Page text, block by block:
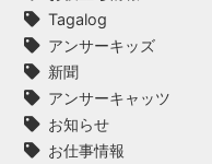
Tagalog
アンサーキッズ
新聞
アンサーキャッツ
お知らせ
お仕事情報